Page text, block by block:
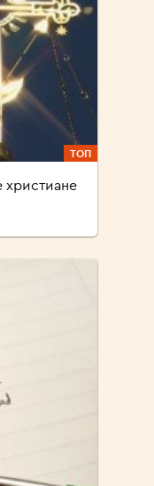
ТОП
христиане